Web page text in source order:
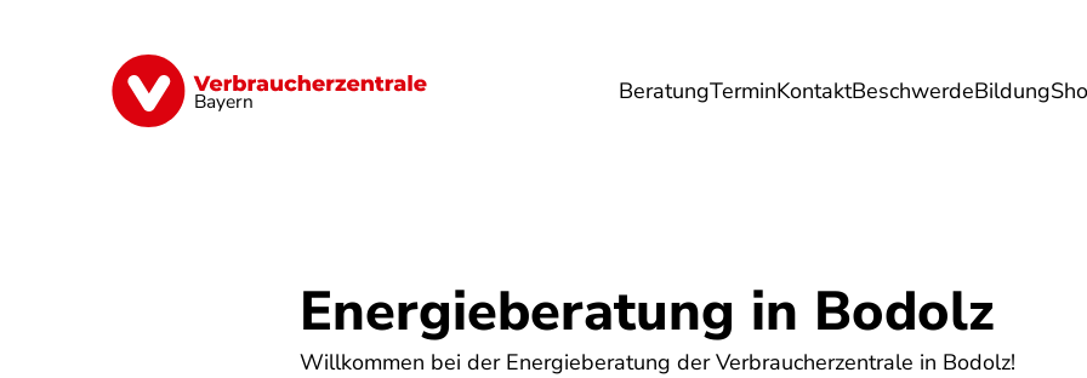
Bayern BeratungTerminKontaktBeschwerdeBildung
Finanzen Digitales Lebensmittel Umwelt Gesundheit Energie
Energieberatung in Bodolz
Willkommen bei der Energieberatung der Verbraucherzentrale in Bodolz!